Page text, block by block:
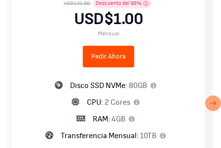
USD$21.99 Descuento del 95%
USD$1.00
Mensual
Pedir Ahora
Disco SSD NVMe: 80GB
CPU: 2 Cores
RAM: 4GB
Transferencia Mensual: 10TB